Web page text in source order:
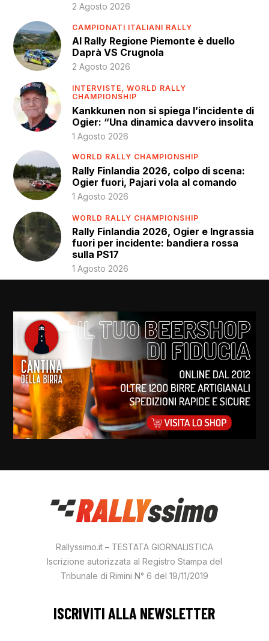
2 Agosto 2026
CAMPIONATI ITALIANI RALLY
Al Rally Regione Piemonte è duello
Daprà VS Crugnola
2 Agosto 2026
INTERVISTE,WORLD RALLY
CHAMPIONSHIP
Kankkunen non si spiega l’incidente di
Ogier: “Una dinamica davvero insolita
1 Agosto 2026
WORLD RALLY CHAMPIONSHIP
Rally Finlandia 2026, colpo di scena:
Ogier fuori, Pajari vola al comando
1 Agosto 2026
WORLD RALLY CHAMPIONSHIP
Rally Finlandia 2026, Ogier e Ingrassia
fuori per incidente: bandiera rossa
sulla PS17
1 Agosto 2026
Rallyssimo.it – TESTATA GIORNALISTICA
Iscrizione autorizzata al Registro Stampa del
Tribunale di Rimini N° 6 del 19/11/2019
ISCRIVITI ALLA NEWSLETTER